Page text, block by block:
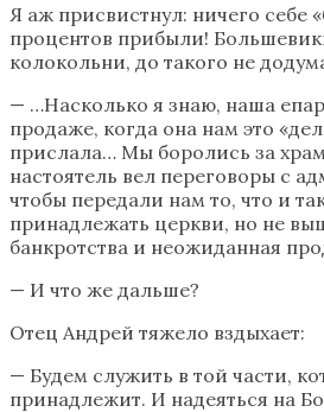
Я аж присвистнул: ничего себе
процентов прибыли!
колокольни, до такого не
— …Насколько я знаю, наша
продаже, когда она нам это
прислала… Мы боролись за
настоятель вел переговоры с
чтобы передали нам то, что и
принадлежать церкви, но не
банкротства и неожиданная
— И что же дальше?
Отец Андрей тяжело вздыхает:
— Будем служить в той части,
принадлежит. И надеяться на